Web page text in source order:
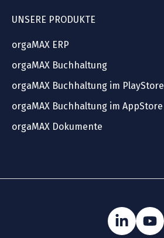
UNSERE PRODUKTE
orgaMAX ERP
orgaMAX Buchhaltung
orgaMAX Buchhaltung im PlayStore
orgaMAX Buchhaltung im AppStore
orgaMAX Dokumente